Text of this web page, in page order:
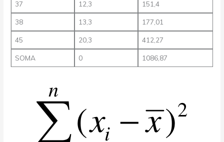
37 12,3 151,4
38 13,3 177,01
45 20,3 412,27
SOMA 0 1086,87